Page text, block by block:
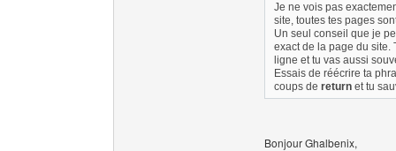
Je ne vois pas
site, toutes tes pages
Un seul conseil que je
exact de la page du site.
ligne et tu vas aussi
Essais de réécrire ta
coups de return et tu
Bonjour Ghalbenix,